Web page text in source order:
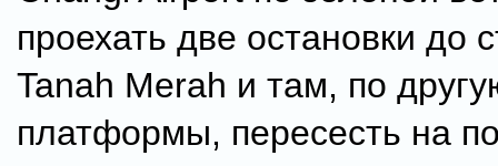
проехать две остановки до
Tanah Merah и там, по
платформы, пересесть на